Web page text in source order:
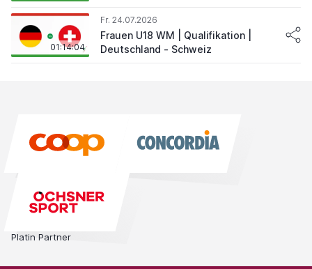
01:14:04
Fr. 24.07.2026
Frauen U18 WM | Qualifikation |
Deutschland - Schweiz
Platin Partner